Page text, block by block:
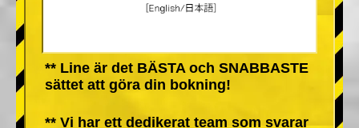
** Line är det BÄSTA och SNABBASTE
sättet att göra din bokning!
** Vi har ett dedikerat team som svarar